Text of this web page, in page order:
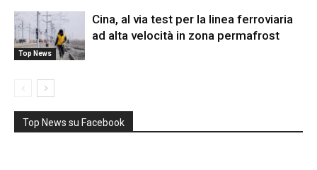
Top News
Cina, al via test per la linea ferroviaria
ad alta velocità in zona permafrost
Top News su Facebook